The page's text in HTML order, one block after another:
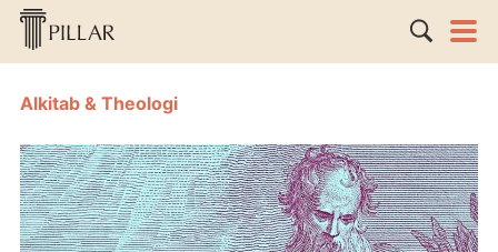
Alkitab & Theologi